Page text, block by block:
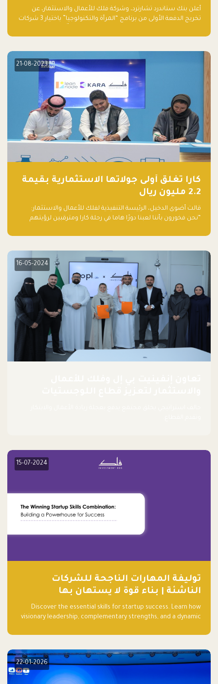
والتكنولوجيا”
أعلن بنك ستاندرد تشارترد، وشركة فلك للأعمال والاستثمار، عن
تخريج الدفعة الأولى من برنامج “المرأة والتكنولوجيا” باختيار 3 شركات
الأعمال، اللواتي خضعن لبرنامج حاضنة مدته 8 أسابيع، أفكاراً مبتكرة
21-08-2023
كارا تغلق أولى جولاتها الاستثمارية بقيمة
2.2 مليون ريال
قالت أضوى الدخيل، الرئيسة التنفيذية لفلك للأعمال والاستثمار:
“نحن فخورون بأننا لعبنا دورًا هاما في رحلة كارا ومترقبين لرؤيتهم
جيدًا لكوكبنا فحسب، بل إنه جيد أيضًا للأعمال”.
16-05-2024
15-07-2024
توليفة المهارات الناجحة للشركات
الناشئة | بناء قوة لا يستهان بها
Discover the essential skills for startup success. Learn how
visionary leadership, complementary strengths, and a dynamic
elevate your startup! Follow us @FalakHub
22-01-2026